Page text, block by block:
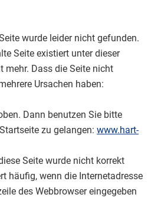
wurde leider nicht gefunden.
Seite existiert unter dieser
mehr. Dass die Seite nicht
Ursachen haben:
Dann benutzen Sie bitte
zu gelangen: www.hart-
Seite wurde nicht korrekt
häufig, wenn die Internetadresse
des Webbrowser eingegeben